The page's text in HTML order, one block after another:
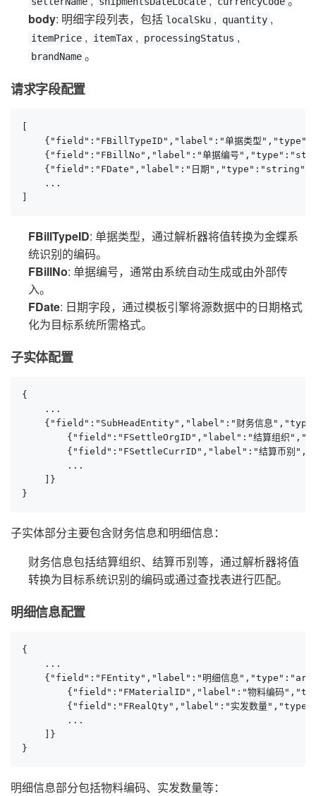
body: 明细字段列表，包括 localSku , quantity ,
itemPrice , itemTax , processingStatus ,
brandName 。
请求字段配置
[
{"field":"FBillTypeID","label":"单据类型
{"field":"FBillNo","label":"单据编号
{"field":"FDate","label":"日期
    ...
]
FBillTypeID: 单据类型，通过解析器将值转换为金蝶系
统识别的编码。
FBillNo: 单据编号，通常由系统自动生成或由外部传
入。
FDate: 日期字段，通过模板引擎将源数据中的日期格式
化为目标系统所需格式。
子实体配置
{
    ...
{"field":"SubHeadEntity","label":"财务信息
{"field":"FSettleOrgID","label":"结算组织
{"field":"FSettleCurrID","label":"结算币别
        ...
    ]}
}
子实体部分主要包含财务信息和明细信息：
财务信息包括结算组织、结算币别等，通过解析器将值
转换为目标系统识别的编码或通过查找表进行匹配。
明细信息配置
{
    ...
{"field":"FEntity","label":"明细信息
{"field":"FMaterialID","label":"物料编码
{"field":"FRealQty","label":"实发数量
        ...
    ]}
}
明细信息部分包括物料编码、实发数量等：